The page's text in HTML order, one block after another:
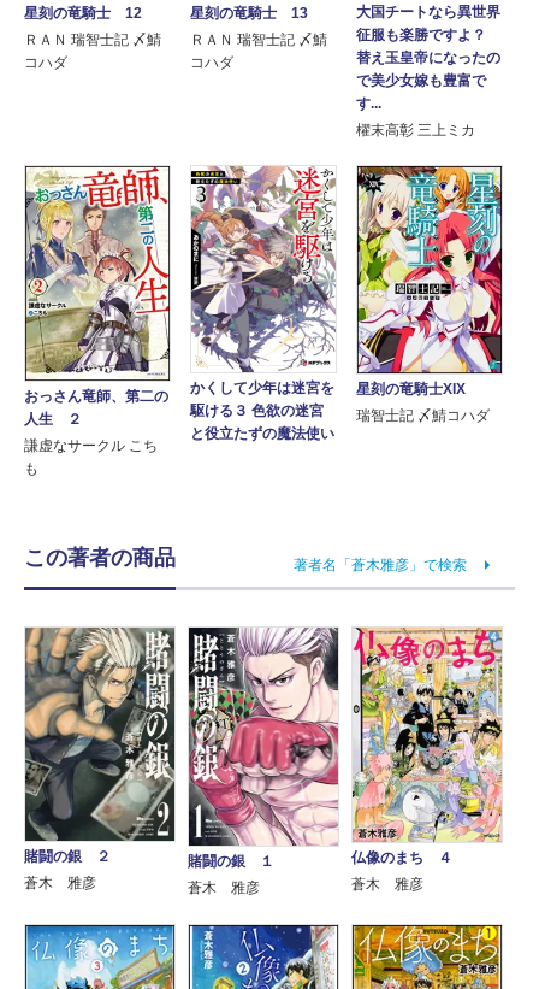
星刻の竜騎士 12
ＲＡＮ 瑞智士記 〆鯖
コハダ
星刻の竜騎士 13
ＲＡＮ 瑞智士記 〆鯖
コハダ
大国チートなら異世界
征服も楽勝ですよ？
替え玉皇帝になったの
で美少女嫁も豊富で
す...
櫂末高彰 三上ミカ
おっさん竜師、第二の
人生 ２
謙虚なサークル こち
も
かくして少年は迷宮を
駆ける３ 色欲の迷宮
と役立たずの魔法使い
星刻の竜騎士XIX
瑞智士記 〆鯖コハダ
この著者の商品 著者名「蒼木雅彦」で検索
賭闘の銀 ２
蒼木 雅彦
賭闘の銀 １
蒼木 雅彦
仏像のまち ４
蒼木 雅彦